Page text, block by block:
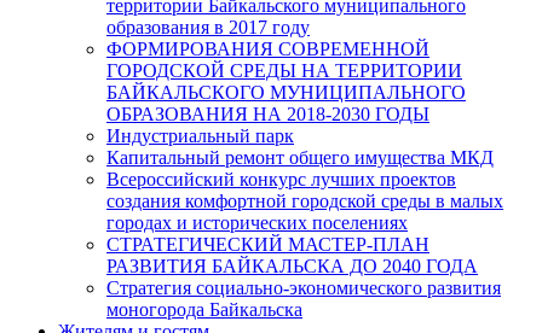
территории Байкальского муниципального
образования в 2017 году
ФОРМИРОВАНИЯ СОВРЕМЕННОЙ
ГОРОДСКОЙ СРЕДЫ НА ТЕРРИТОРИИ
БАЙКАЛЬСКОГО МУНИЦИПАЛЬНОГО
ОБРАЗОВАНИЯ НА 2018-2030 ГОДЫ
Индустриальный парк
Капитальный ремонт общего имущества МКД
Всероссийский конкурс лучших проектов
создания комфортной городской среды в малых
городах и исторических поселениях
СТРАТЕГИЧЕСКИЙ МАСТЕР-ПЛАН
РАЗВИТИЯ БАЙКАЛЬСКА ДО 2040 ГОДА
Стратегия социально-экономического развития
моногорода Байкальска